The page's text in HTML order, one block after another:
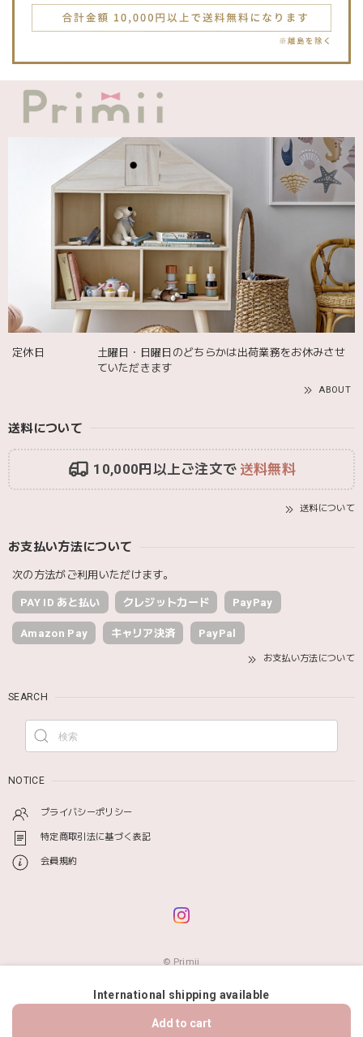
です。Primiiさんでお迎えした子はみんな可愛い子なので嬉
しいです。
greige
2025/12/12
blanco ブランコ | ダブルボアブランケット ベビー double boa blanket ホワイト 無地
2025/12/09
発送も届くのも早かったです！バースデーバルーンも入って
て嬉しかったです🎈誕生日に使わせて頂きます🫶
Adnil LAND アドニルランド | PULL ALONG PUPPY からだをくねくねさせながらついてくる プル アロング パピー プルトイ 木のおもちゃ
2025/12/02
定休日
土曜日・日曜日のどちらかは出荷業務をお休みさせ
ていただきます
ABOUT
送料について
10,000円以上ご注文で 送料無料
送料について
お支払い方法について
次の方法がご利用いただけます。
PAY ID あと払い クレジットカード PayPay
Amazon Pay キャリア決済 PayPal
お支払い方法について
SEARCH
NOTICE
プライバシーポリシー
特定商取引法に基づく表記
会員規約
© Primii
International shipping available
Add to cart
ショップに質問する